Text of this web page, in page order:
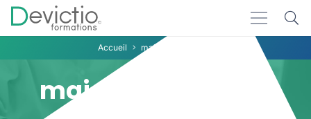
Accueil maison connectée
maison connectée